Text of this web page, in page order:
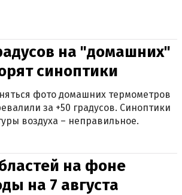
на "домашних"
синоптики
фото домашних термометров
за +50 градусов. Синоптики
воздуха – неправильное.
на фоне
на 7 августа